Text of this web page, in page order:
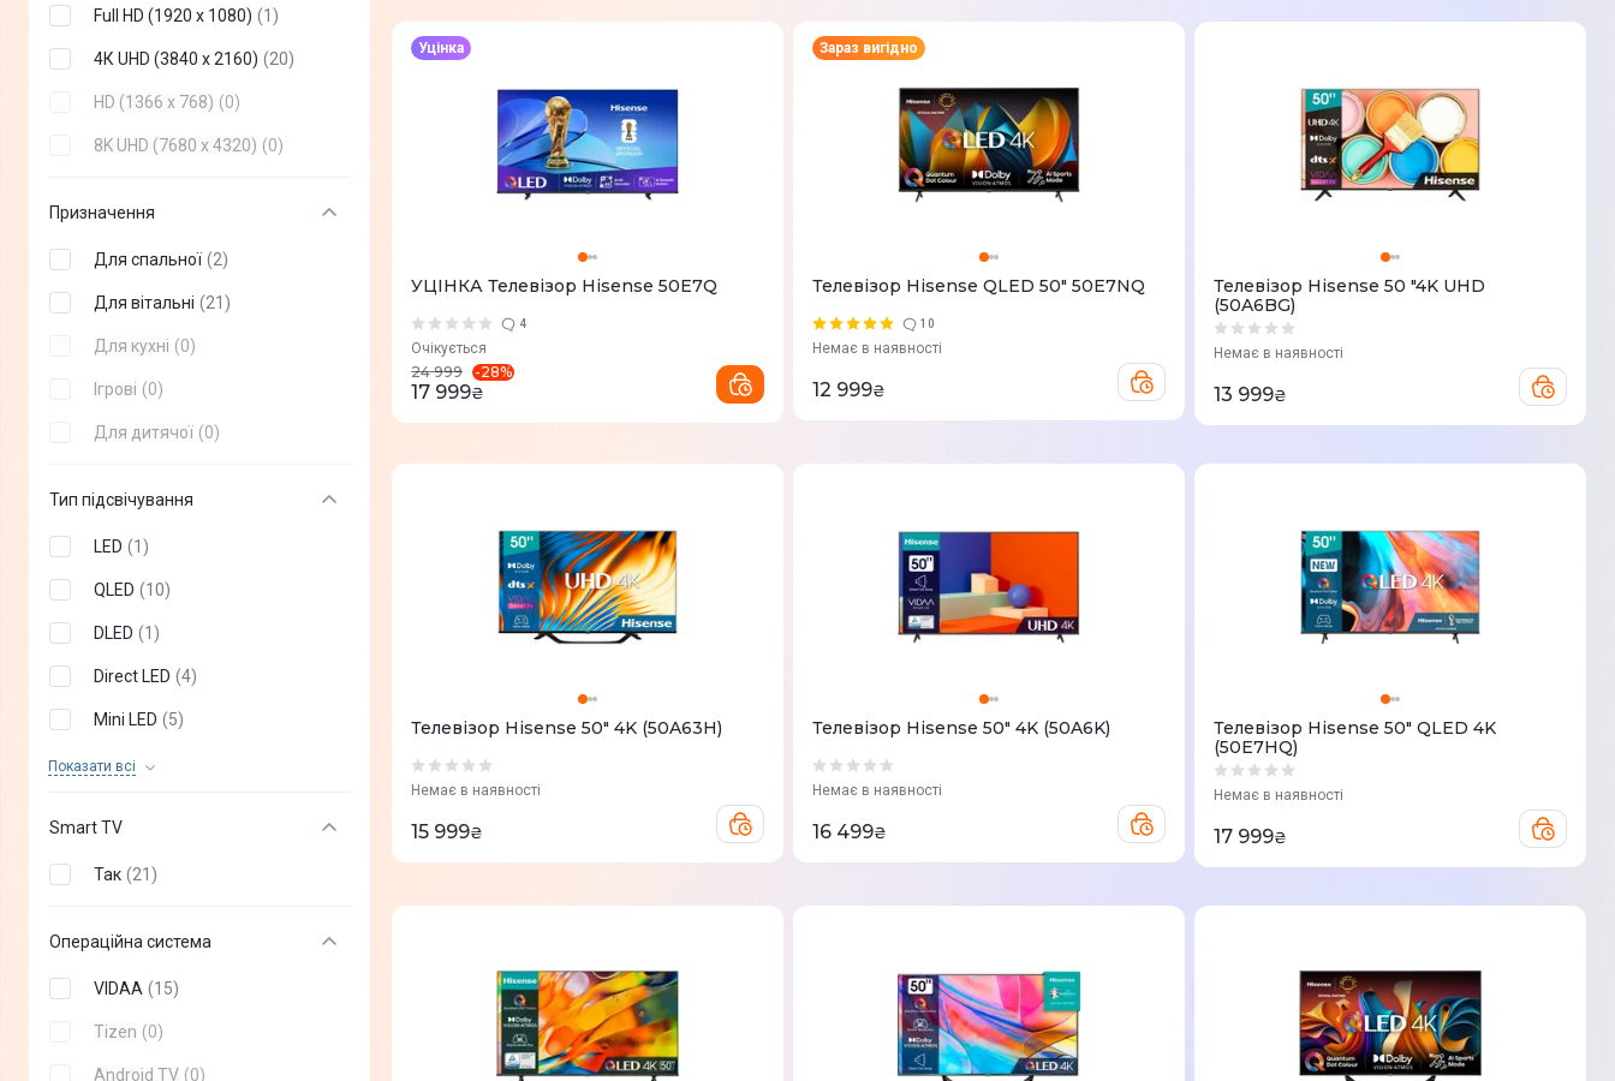
SHARP ( +2)
Akai (+3)
G-Plus (+ 0)
Mystery ( +0)
27" (+0)
31,5"
42" 0
48"
60" + 0)
70"
83" ( +0)
86" (+0
97" (+ 0)
115" (+0
Full HD (1920 x 1080) (1 )
4К UHD (3840 x 2160) (20)
HD (1366 x 768) (0)
8K UHD (7680 x 4320) (0)
Призначення
Для спальної (2)
Для вітальні (21 )
Для кухні (0)
Ігрові (0)
Для дитячої (0)
Тип підсвічування
LED (1 )
QLED (10)
DLED (1 )
Direct LED (4)
Mini LED (5)
Показати всi
OLED 0
Edge LED (0)
Neo QLED (
Smart TV
Так (21 )
Операційна система
VIDAA (15)
Tizen (0)
Android TV (0)
УЦІНКА Телевізор Hisense 50E7Q
4
Очікується
Уцінка
24 999 -28%
17 999₴
Телевізор Hisense QLED 50" 50E7NQ
10
Немає в наявності
Зараз вигідно
12 999₴
Телевізор Hisense 50 "4K UHD
(50A6BG)
Немає в наявності
13 999₴
Телевізор Hisense 50" 4K (50A63H)
Немає в наявності
15 999₴
Телевізор Hisense 50" 4K (50A6K)
Немає в наявності
16 499₴
Телевізор Hisense 50" QLED 4K
(50E7HQ)
Немає в наявності
17 999₴